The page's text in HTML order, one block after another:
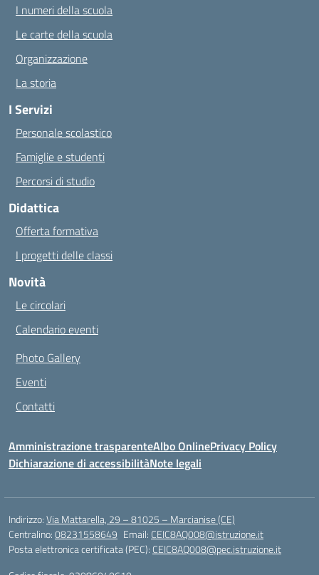
I numeri della scuola
Le carte della scuola
Organizzazione
La storia
I Servizi
Personale scolastico
Famiglie e studenti
Percorsi di studio
Didattica
Offerta formativa
I progetti delle classi
Novità
Le circolari
Calendario eventi
Photo Gallery
Eventi
Contatti
Amministrazione trasparenteAlbo OnlinePrivacy Policy
Dichiarazione di accessibilitàNote legali
Indirizzo:Via Mattarella, 29 – 81025 – Marcianise (CE)
Centralino:08231558649 Email: CEIC8AQ008@istruzione.it
Posta elettronica certificata (PEC): CEIC8AQ008@pec.istruzione.it